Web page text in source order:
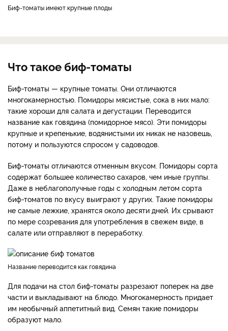
Биф-томаты имеют крупные плоды
Что такое биф-томаты
Биф-томаты — крупные томаты. Они отличаются
многокамерностью. Помидоры мясистые, сока в них мало:
такие хороши для салата и дегустации. Переводится
название как говядина (помидорное мясо). Эти помидоры
крупные и крепенькие, водянистыми их никак не назовешь,
потому и пользуются спросом у садоводов.
Биф-томаты отличаются отменным вкусом. Помидоры сорта
содержат большее количество сахаров, чем иные группы.
Даже в неблагополучные годы с холодным летом сорта
биф-томатов по вкусу выиграют у других. Такие помидоры
не самые лежкие, хранятся около десяти дней. Их срывают
по мере созревания для употребления в свежем виде, в
салате или отправляют в переработку.
Название переводится как говядина
Для подачи на стол биф-томаты разрезают поперек на две
части и выкладывают на блюдо. Многокамерность придает
им необычный аппетитный вид. Семян такие помидоры
образуют мало.